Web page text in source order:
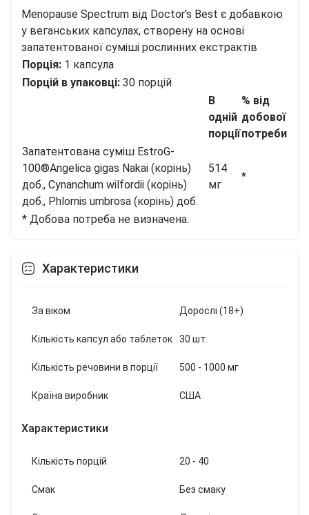
Menopause Spectrum від Doctor's Best є добавкою
у веганських капсулах, створену на основі
запатентованої суміші рослинних екстрактів
Порція: 1 капсула
Порцій в упаковці: 30 порцій
В
одній
порції
% від
добової
потреби
Запатентована суміш EstroG-
100®Angelica gigas Nakai (корінь)
доб., Cynanchum wilfordii (корінь)
доб., Phlomis umbrosa (корінь) доб.
514
мг
*
* Добова потреба не визначена.
Характеристики
За віком Дорослі (18+)
Кількість капсул або таблеток 30 шт.
Кількість речовини в порції 500 - 1000 мг
Країна виробник США
Характеристики
Кількість порцій 20 - 40
Смак Без смаку